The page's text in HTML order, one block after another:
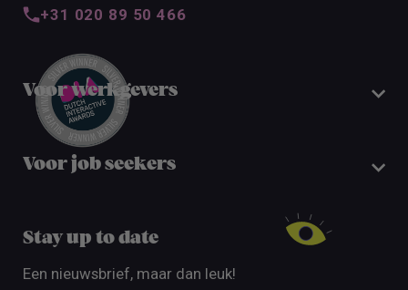
+31 020 89 50 466
Voor werkgevers
Voor job seekers
Stay up to date
Een nieuwsbrief, maar dan leuk!